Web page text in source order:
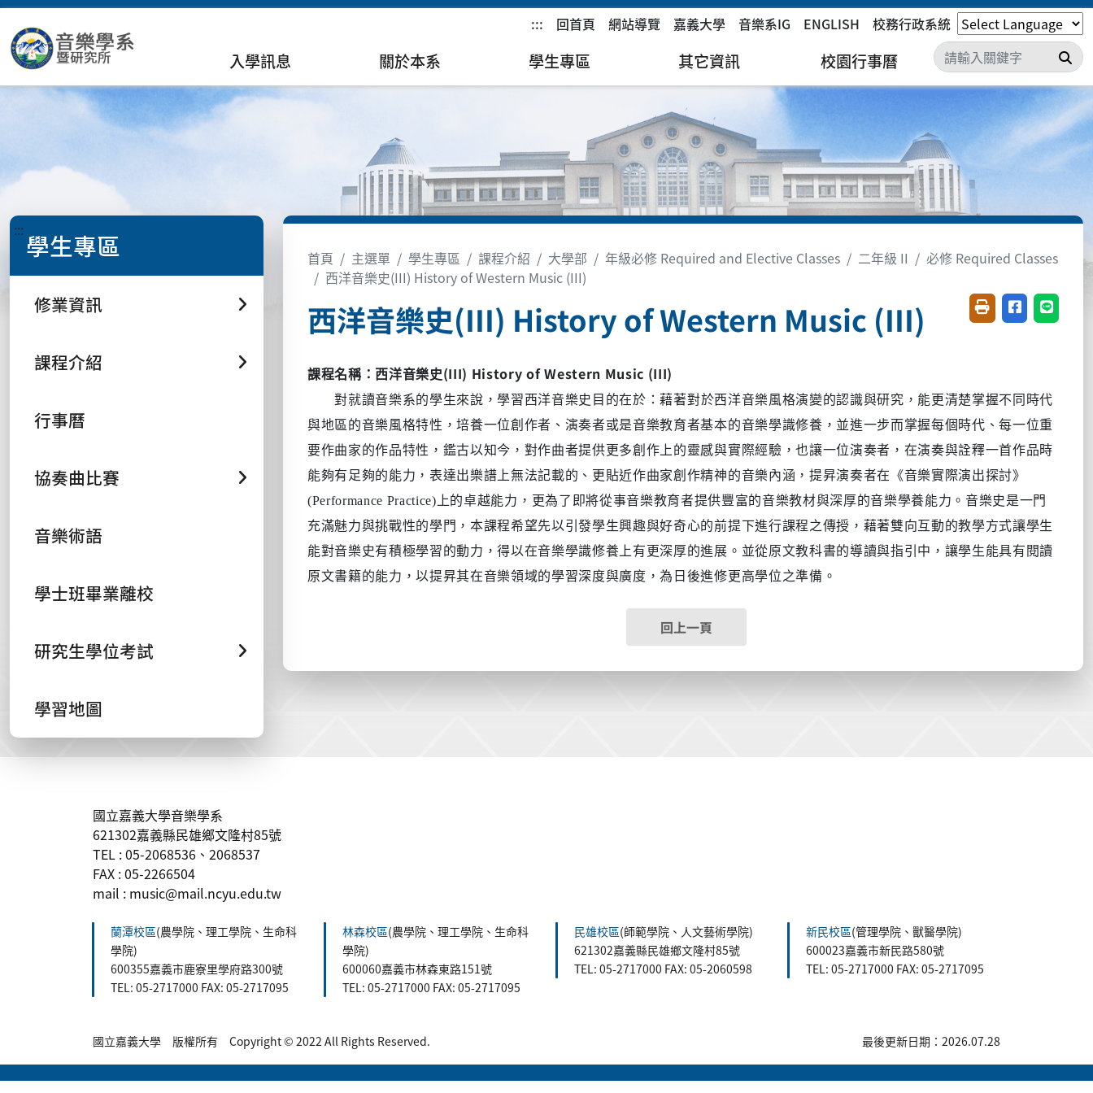
::: 回首頁 網站導覽 嘉義大學 音樂系IG ENGLISH 校務行政系統
入學訊息 關於本系 學生專區 其它資訊 校園行事曆 搜
::: 學生專區
修業資訊
課程介紹
行事曆
協奏曲比賽
音樂術語
學士班畢業離校
研究生學位考試
學習地圖
首頁 主選單 學生專區 課程介紹 大學部 年級必修 Required and Elective Classes 二年級 II
必修 Required Classes
西洋音樂史(III) History of Western Music (III)
西洋音樂史(III) History of Western Music (III) 友善列印(開新視窗)
分享至臉書(
分享至
課程名稱：西洋音樂史(III) History of Western Music (III)
對就讀音樂系的學生來說，學習西洋音樂史目的在於：藉著對於西洋音樂風格演變的認識與研究，能更清楚掌握不同時代
與地區的音樂風格特性，培養一位創作者、演奏者或是音樂教育者基本的音樂學識修養，並進一步而掌握每個時代、每一位重
要作曲家的作品特性，鑑古以知今，對作曲者提供更多創作上的靈感與實際經驗，也讓一位演奏者，在演奏與詮釋一首作品時
能夠有足夠的能力，表達出樂譜上無法記載的、更貼近作曲家創作精神的音樂內涵，提昇演奏者在《音樂實際演出探討》
(Performance Practice) 上的卓越能力，更為了即將從事音樂教育者提供豐富的音樂教材與深厚的音樂學養能力。音樂史是一門
充滿魅力與挑戰性的學門，本課程希望先以引發學生興趣與好奇心的前提下進行課程之傳授，藉著雙向互動的教學方式讓學生
能對音樂史有積極學習的動力，得以在音樂學識修養上有更深厚的進展。並從原文教科書的導讀與指引中，讓學生能具有閱讀
原文書籍的能力，以提昇其在音樂領域的學習深度與廣度，為日後進修更高學位之準備。
回上一頁
國立嘉義大學音樂學系
621302嘉義縣民雄鄉文隆村85號
TEL : 05-2068536、2068537
FAX : 05-2266504
mail : music@mail.ncyu.edu.tw
蘭潭校區(農學院、理工學院、生命科
學院)
600355嘉義市鹿寮里學府路300號
TEL: 05-2717000 FAX: 05-2717095
林森校區(農學院、理工學院、生命科
學院)
600060嘉義市林森東路151號
TEL: 05-2717000 FAX: 05-2717095
民雄校區(師範學院、人文藝術學院)
621302嘉義縣民雄鄉文隆村85號
TEL: 05-2717000 FAX: 05-2060598
新民校區(管理學院、獸醫學院)
600023嘉義市新民路580號
TEL: 05-2717000 FAX: 05-2717095
國立嘉義大學 版權所有 Copyright © 2022 All Rights Reserved. 最後更新日期：2026.07.28